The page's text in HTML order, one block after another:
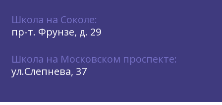
Школа на Соколе:
пр-т. Фрунзе, д. 29
Школа на Московском проспекте:
ул.Слепнева, 37